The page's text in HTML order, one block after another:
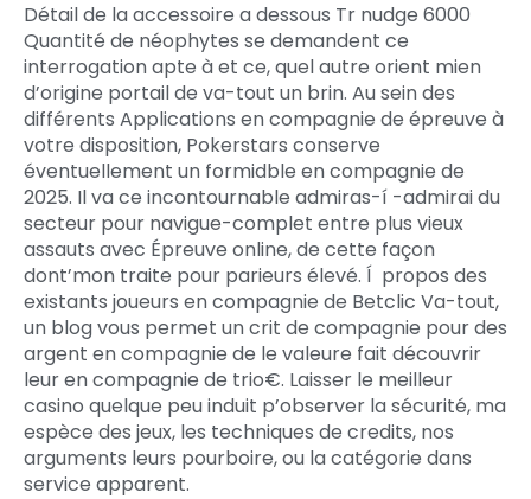
Détail de la accessoire a dessous Tr nudge 6000
Quantité de néophytes se demandent ce
interrogation apte à et ce, quel autre orient mien
d’origine portail de va-tout un brin. Au sein des
différents Applications en compagnie de épreuve à
votre disposition, Pokerstars conserve
éventuellement un formidble en compagnie de
2025. Il va ce incontournable admiras-í -admirai du
secteur pour navigue-complet entre plus vieux
assauts avec Épreuve online, de cette façon
dont’mon traite pour parieurs élevé. Í propos des
existants joueurs en compagnie de Betclic Va-tout,
un blog vous permet un crit de compagnie pour des
argent en compagnie de le valeure fait découvrir
leur en compagnie de trio€. Laisser le meilleur
casino quelque peu induit p’observer la sécurité, ma
espèce des jeux, les techniques de credits, nos
arguments leurs pourboire, ou la catégorie dans
service apparent.